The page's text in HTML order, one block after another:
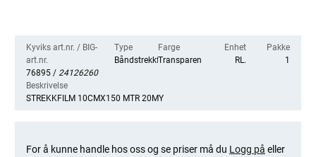
Kyviks art.nr. / BIG-
art.nr.
76895 / 24126260
Type
Båndstrekkfilm
Farge
Transparent
Enhet
RL.
Pakke
1
Beskrivelse
STREKKFILM 10CMX150 MTR 20MY
For å kunne handle hos oss og se priser må du Logg på eller